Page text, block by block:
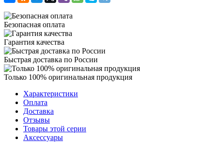
Безопасная оплата
Гарантия качества
Быстрая доставка по России
Только 100% оригинальная продукция
Характеристики
Оплата
Доставка
Отзывы
Товары этой серии
Аксессуары